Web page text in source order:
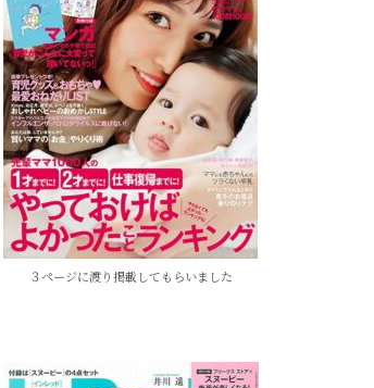
３ページに渡り掲載してもらいました